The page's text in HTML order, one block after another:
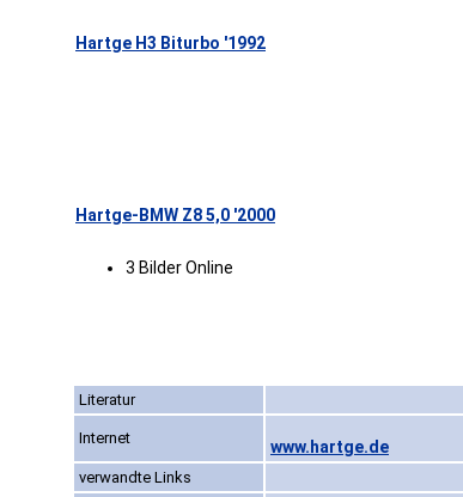
Hartge H3 Biturbo '1992
Hartge-BMW Z8 5,0 '2000
3 Bilder Online
Literatur
Internet www.hartge.de
verwandte Links